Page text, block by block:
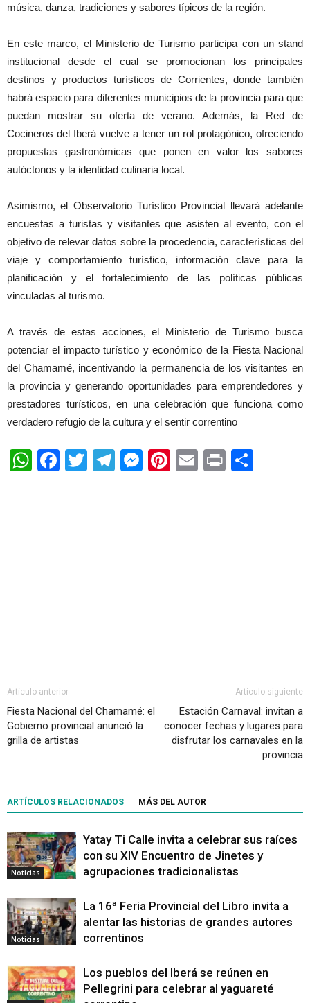
música, danza, tradiciones y sabores típicos de la región.
En este marco, el Ministerio de Turismo participa con un stand
institucional desde el cual se promocionan los principales
destinos y productos turísticos de Corrientes, donde también
habrá espacio para diferentes municipios de la provincia para que
puedan mostrar su oferta de verano. Además, la Red de
Cocineros del Iberá vuelve a tener un rol protagónico, ofreciendo
propuestas gastronómicas que ponen en valor los sabores
autóctonos y la identidad culinaria local.
Asimismo, el Observatorio Turístico Provincial llevará adelante
encuestas a turistas y visitantes que asisten al evento, con el
objetivo de relevar datos sobre la procedencia, características del
viaje y comportamiento turístico, información clave para la
planificación y el fortalecimiento de las políticas públicas
vinculadas al turismo.
A través de estas acciones, el Ministerio de Turismo busca
potenciar el impacto turístico y económico de la Fiesta Nacional
del Chamamé, incentivando la permanencia de los visitantes en
la provincia y generando oportunidades para emprendedores y
prestadores turísticos, en una celebración que funciona como
verdadero refugio de la cultura y el sentir correntino
WhatsApp
Facebook
Twitter
Telegram
Messenger
Pinterest
Email
Print
Artículo anterior
Fiesta Nacional del Chamamé: el
Gobierno provincial anunció la
grilla de artistas
Artículo siguiente
Estación Carnaval: invitan a
conocer fechas y lugares para
disfrutar los carnavales en la
provincia
ARTÍCULOS RELACIONADOS MÁS DEL AUTOR
Noticias
Yatay Ti Calle invita a celebrar sus raíces
con su XIV Encuentro de Jinetes y
agrupaciones tradicionalistas
Noticias
La 16ª Feria Provincial del Libro invita a
alentar las historias de grandes autores
correntinos
Los pueblos del Iberá se reúnen en
Pellegrini para celebrar al yaguareté